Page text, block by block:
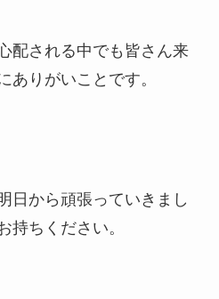
配される中でも皆さん来
ありがいことです。
日から頑張っていきまし
持ちください。